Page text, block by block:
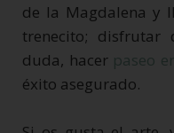
de la Magdalena y
trenecito;
duda, hacer paseo
éxito asegurado.